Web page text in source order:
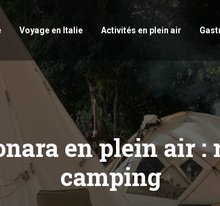
Voyage en Italie Activités en plein air
en plein air :
camping